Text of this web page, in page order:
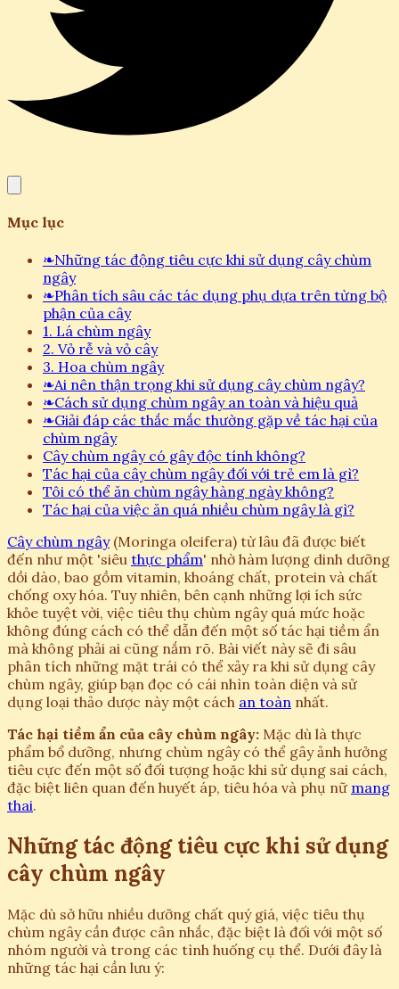
Mục lục
❧Những tác động tiêu cực khi sử dụng cây chùm
ngây
❧Phân tích sâu các tác dụng phụ dựa trên từng bộ
phận của cây
1. Lá chùm ngây
2. Vỏ rễ và vỏ cây
3. Hoa chùm ngây
❧Ai nên thận trọng khi sử dụng cây chùm ngây?
❧Cách sử dụng chùm ngây an toàn và hiệu quả
❧Giải đáp các thắc mắc thường gặp về tác hại của
chùm ngây
Cây chùm ngây có gây độc tính không?
Tác hại của cây chùm ngây đối với trẻ em là gì?
Tôi có thể ăn chùm ngây hàng ngày không?
Tác hại của việc ăn quá nhiều chùm ngây là gì?
Cây chùm ngây(Moringa oleifera) từ lâu đã được biết
đến như một 'siêu thực phẩm' nhờ hàm lượng dinh dưỡng
dồi dào, bao gồm vitamin, khoáng chất, protein và chất
chống oxy hóa. Tuy nhiên, bên cạnh những lợi ích sức
khỏe tuyệt vời, việc tiêu thụ chùm ngây quá mức hoặc
không đúng cách có thể dẫn đến một số tác hại tiềm ẩn
mà không phải ai cũng nắm rõ. Bài viết này sẽ đi sâu
phân tích những mặt trái có thể xảy ra khi sử dụng cây
chùm ngây, giúp bạn đọc có cái nhìn toàn diện và sử
dụng loại thảo dược này một cách an toàn nhất.
Tác hại tiềm ẩn của cây chùm ngây: Mặc dù là thực
phẩm bổ dưỡng, nhưng chùm ngây có thể gây ảnh hưởng
tiêu cực đến một số đối tượng hoặc khi sử dụng sai cách,
đặc biệt liên quan đến huyết áp, tiêu hóa và phụ nữ mang
thai.
Những tác động tiêu cực khi sử dụng
cây chùm ngây
Mặc dù sở hữu nhiều dưỡng chất quý giá, việc tiêu thụ
chùm ngây cần được cân nhắc, đặc biệt là đối với một số
nhóm người và trong các tình huống cụ thể. Dưới đây là
những tác hại cần lưu ý: